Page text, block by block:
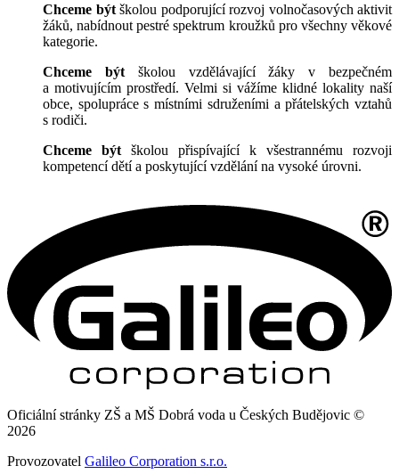
Chceme být školou podporující rozvoj volnočasových aktivit
žáků, nabídnout pestré spektrum kroužků pro všechny věkové
kategorie.
Chceme býtškolou vzdělávající žáky v bezpečném
a motivujícím prostředí. Velmi si vážíme klidné lokality naší
obce, spolupráce s místními sdruženími a přátelských vztahů
s rodiči.
Chceme být školou přispívající k všestrannému rozvoji
kompetencí dětí a poskytující vzdělání na vysoké úrovni.
Oficiální stránky ZŠ a MŠ Dobrá voda u Českých Budějovic ©
2026
Provozovatel Galileo Corporation s.r.o.